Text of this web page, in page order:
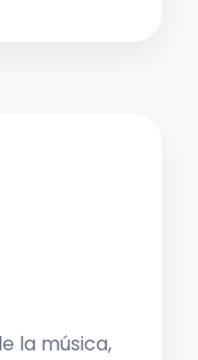
la música,